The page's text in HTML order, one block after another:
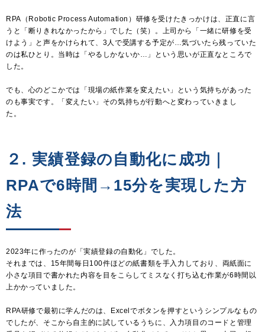
RPA（Robotic Process Automation）研修を受けたきっかけは、正直に言
うと「断りきれなかったから」でした（笑）。上司から「一緒に研修を受
けよう」と声をかけられて、3人で受講する予定が…気づいたら残っていた
のは私ひとり。当時は「やるしかないか…」という思いが正直なところで
した。
でも、心のどこかでは「現場の紙作業を変えたい」という気持ちがあった
のも事実です。「変えたい」その気持ちが行動へと変わっていきまし
た。
２. 実績登録の自動化に成功｜
RPAで6時間→15分を実現した方
法
2023年に作ったのが「実績登録の自動化」でした。
それまでは、15年間毎日100件ほどの紙書類を手入力しており、両紙面に
小さな項目で書かれた内容を目をこらしてミスなく打ち込む作業が6時間以
上かかっていました。
RPA研修で最初に学んだのは、Excelでボタンを押すというシンプルなもの
でしたが、そこから自主的に試しているうちに、入力項目のコードと管理